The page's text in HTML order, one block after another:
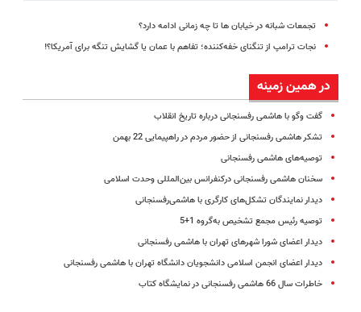
تجمعات شبانه در خیابان ها تا چه زمانی ادامه دارد؟
نجات ترامپ از تنگنای خفه‌کننده‌؛ تفاهم با عمان یا گشایش تنگه برای آمریکا؟!
در همین زمینه
گفت وگو با هاشمی رفسنجانی درباره تاریخ انقلاب
تشکر هاشمی رفسنجانی از حضور مردم در راهپیمایی 22 بهمن
توصیه‌های هاشمی رفسنجانی
سخنان هاشمی رفسنجانی درکنفرانس بین‌المللی وحدت اسلامی
دیدار نمایندگان تشکل‌های کارگری با هاشمی‌رفسنجانی
توصیه رئیس مجمع تشخیص به‌گروه 1+5
دیدار اعضای شورا شهرهای تهران با هاشمی رفسنجانی
دیدار اعضای انجمن اسلامی دانشجویان دانشگاه تهران با هاشمی رفسنجانی
خاطرات سال 66 هاشمی رفسنجانی در نمایشگاه کتاب